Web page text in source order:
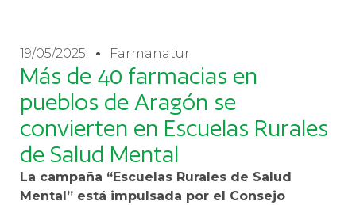
19/05/2025 Farmanatur
Más de 40 farmacias en
pueblos de Aragón se
convierten en Escuelas Rurales
de Salud Mental
La campaña “Escuelas Rurales de Salud
Mental” está impulsada por el Consejo